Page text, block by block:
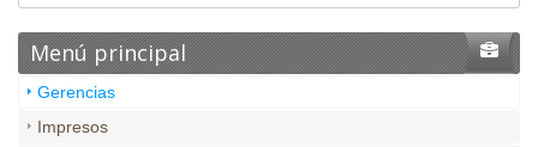
Menú principal
Gerencias
Impresos